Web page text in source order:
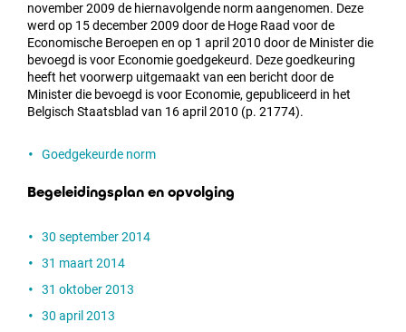
november 2009 de hiernavolgende norm aangenomen. Deze
werd op 15 december 2009 door de Hoge Raad voor de
Economische Beroepen en op 1 april 2010 door de Minister die
bevoegd is voor Economie goedgekeurd. Deze goedkeuring
heeft het voorwerp uitgemaakt van een bericht door de
Minister die bevoegd is voor Economie, gepubliceerd in het
Belgisch Staatsblad van 16 april 2010 (p. 21774).
Goedgekeurde norm
Begeleidingsplan en opvolging
30 september 2014
31 maart 2014
31 oktober 2013
30 april 2013